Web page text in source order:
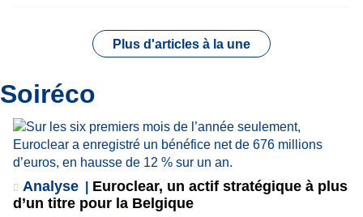
Plus d'articles à la une
Soiréco
Analyse
Euroclear, un actif stratégique à plus
d’un titre pour la Belgique